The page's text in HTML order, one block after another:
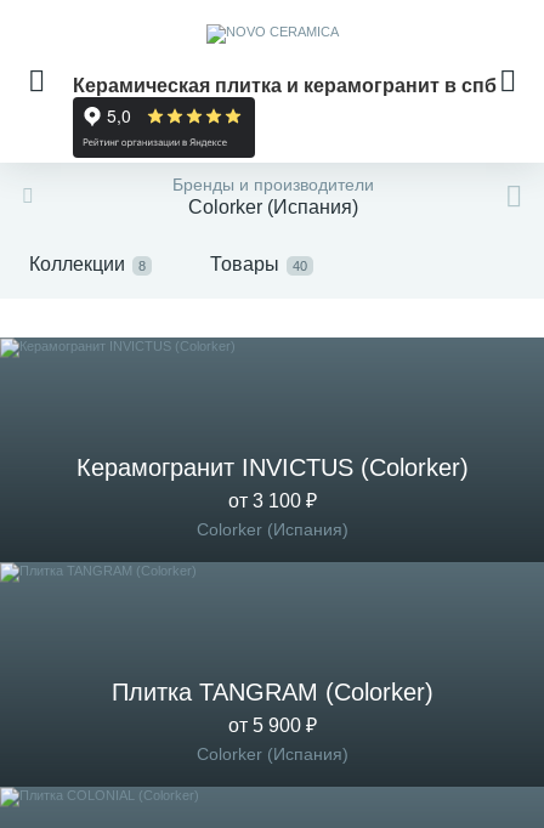
Керамическая плитка и керамогранит в спб
Бренды и производители
Colorker (Испания)
Коллекции 8 Товары 40
Керамогранит INVICTUS (Colorker)
от 3 100 ₽
Colorker (Испания)
Плитка TANGRAM (Colorker)
от 5 900 ₽
Colorker (Испания)